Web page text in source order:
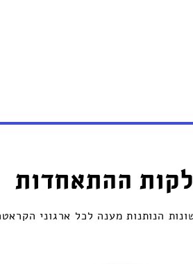
ההתאחדות
הנותנות מענה לכל ארגוני